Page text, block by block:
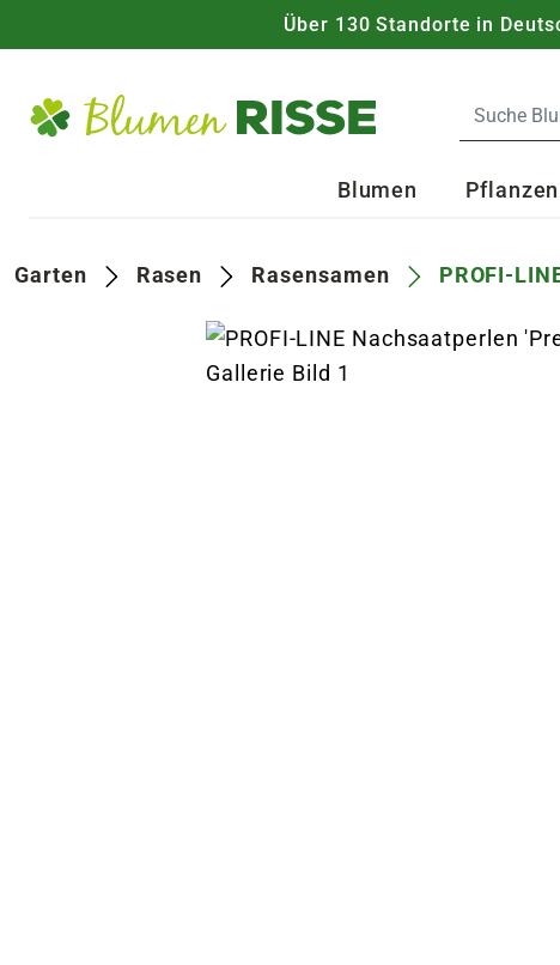
Über 130 Standorte in
Blumen Pflanzen
Garten Rasen Rasensamen PROFI-